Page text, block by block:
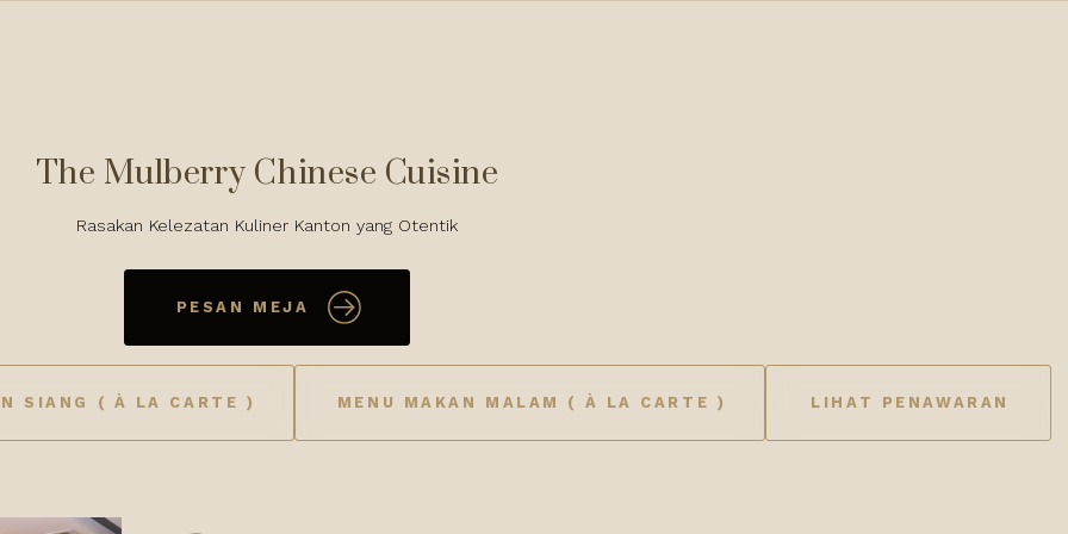
The Mulberry Chinese Cuisine
Rasakan Kelezatan Kuliner Kanton yang Otentik
PESAN MEJA
SIANG ( À LA CARTE ) MENU MAKAN MALAM ( À LA CARTE ) LIHAT PENAWARAN